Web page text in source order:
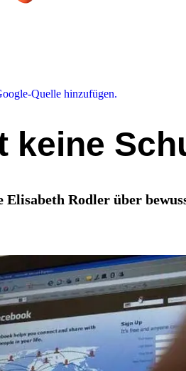
Quelle hinzufügen.
keine
Rodler über